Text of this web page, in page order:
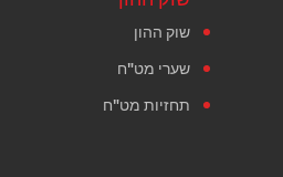
שוק ההון
שערי מט"ח
תחזיות מט"ח